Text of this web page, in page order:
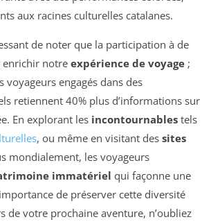
aux racines culturelles catalanes.
de noter que la participation à de
enrichir notre expérience de voyage ;
voyageurs engagés dans des
retiennent 40% plus d’informations sur
En explorant les incontournables tels
, ou même en visitant des sites
mondialement, les voyageurs
immatériel qui façonne une
de préserver cette diversité
de votre prochaine aventure, n’oubliez